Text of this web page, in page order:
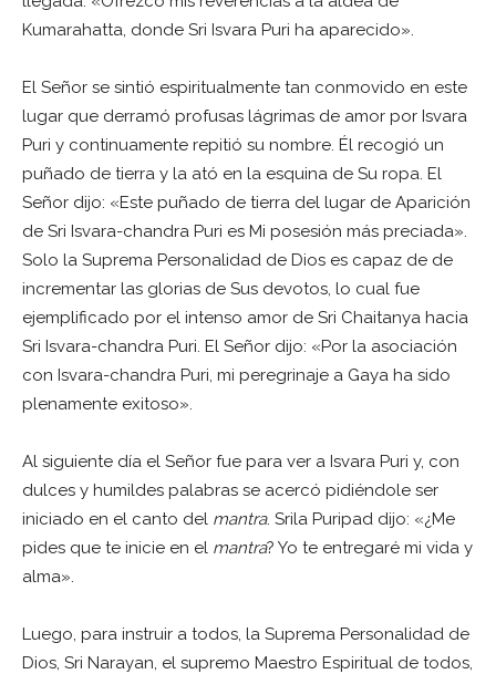
Kumarahatta, donde Sri Isvara Puri ha aparecido».
El Señor se sintió espiritualmente tan conmovido en este
lugar que derramó profusas lágrimas de amor por Isvara
Puri y continuamente repitió su nombre. Él recogió un
puñado de tierra y la ató en la esquina de Su ropa. El
Señor dijo: «Este puñado de tierra del lugar de Aparición
de Sri Isvara-chandra Puri es Mi posesión más preciada».
Solo la Suprema Personalidad de Dios es capaz de de
incrementar las glorias de Sus devotos, lo cual fue
ejemplificado por el intenso amor de Sri Chaitanya hacia
Sri Isvara-chandra Puri. El Señor dijo: «Por la asociación
con Isvara-chandra Puri, mi peregrinaje a Gaya ha sido
plenamente exitoso».
Al siguiente día el Señor fue para ver a Isvara Puri y, con
dulces y humildes palabras se acercó pidiéndole ser
iniciado en el canto del mantra. Srila Puripad dijo: «¿Me
pides que te inicie en el mantra? Yo te entregaré mi vida y
alma».
Luego, para instruir a todos, la Suprema Personalidad de
Dios, Sri Narayan, el supremo Maestro Espiritual de todos,